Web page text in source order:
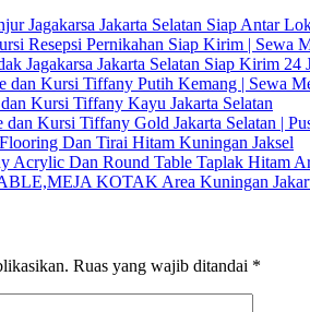
Jagakarsa Jakarta Selatan Siap Antar
Resepsi Pernikahan Siap Kirim | Sewa
Jagakarsa Jakarta Selatan Siap Kirim 24
dan Kursi Tiffany Putih Kemang | Sewa
Kursi Tiffany Kayu Jakarta Selatan
dan Kursi Tiffany Gold Jakarta Selatan |
Dan Tirai Hitam Kuningan Jaksel
Acrylic Dan Round Table Taplak Hitam
KOTAK Area Kuningan
Ruas yang wajib ditandai *